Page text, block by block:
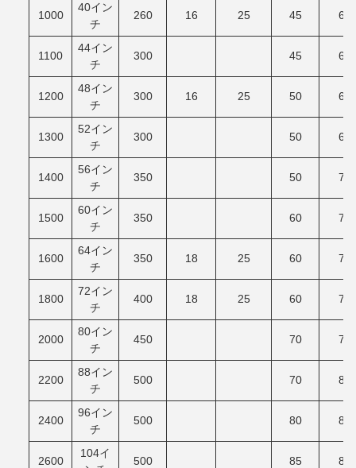
1000
40イン
チ
260 16 25 45 60
1100
44イン
チ
300 45 60
1200
48イン
チ
300 16 25 50 60
1300
52イン
チ
300 50 60
1400
56イン
チ
350 50 70
1500
60イン
チ
350 60 70
1600
64イン
チ
350 18 25 60 70
1800
72イン
チ
400 18 25 60 75
2000
80イン
チ
450 70 75
2200
88イン
チ
500 70 80
2400
96イン
チ
500 80 80
2600
104イ
500 85 80